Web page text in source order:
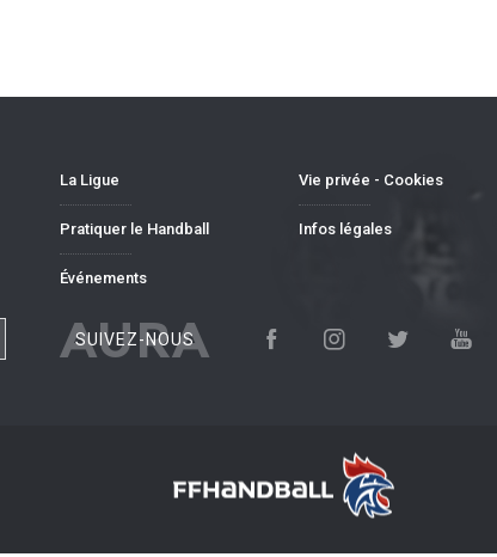
La Ligue
Pratiquer le Handball
Événements
Vie privée - Cookies
Infos légales
AURA
SUIVEZ-NOUS